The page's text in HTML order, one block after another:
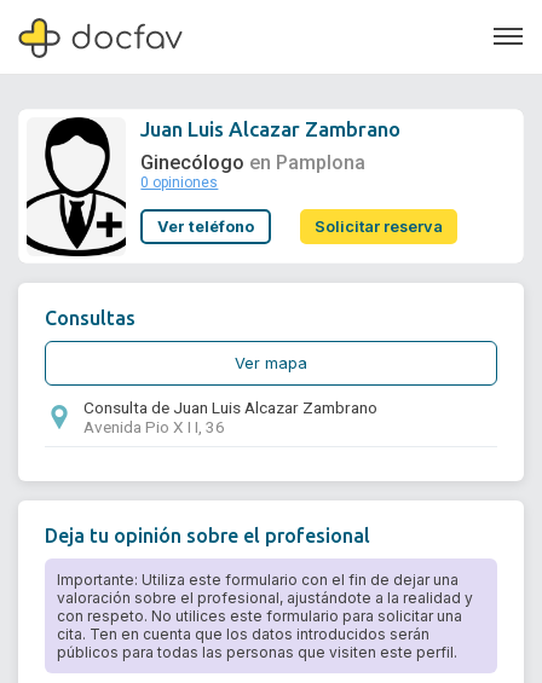
Soporte
Juan Luis Alcazar Zambrano
Ginecólogo en Pamplona
0 opiniones
Ver teléfono Solicitar reserva
Consultas
Ver mapa
Consulta de Juan Luis Alcazar Zambrano
Avenida Pio X I I, 36
Deja tu opinión sobre el profesional
Importante: Utiliza este formulario con el fin de dejar una
valoración sobre el profesional, ajustándote a la realidad y
con respeto. No utilices este formulario para solicitar una
cita. Ten en cuenta que los datos introducidos serán
públicos para todas las personas que visiten este perfil.